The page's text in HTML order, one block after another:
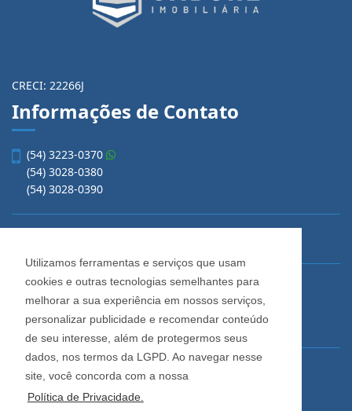
Utilizamos ferramentas e serviços que usam
cookies e outras tecnologias semelhantes para
melhorar a sua experiência em nossos serviços,
personalizar publicidade e recomendar conteúdo
de seu interesse, além de protegermos seus
dados, nos termos da LGPD. Ao navegar nesse
site, você concorda com a nossa
Política de Privacidade.
CRECI: 22266J
Informações de Contato
(54) 3223-0370
(54) 3028-0380
(54) 3028-0390
Imobiliária Cadore
Rua Os Dezoito do Forte, 1622, Centro
Caxias do Sul - Rio Grande do Sul
Horário de Atendimento
De segunda a sexta-feira
Das 08:30 às 12:00 e das 13:30 às 18:00